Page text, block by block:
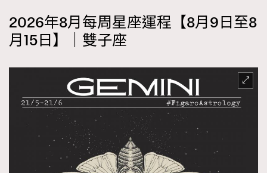
2026年8月每周星座運程【8月9日至8
月15日】｜雙子座